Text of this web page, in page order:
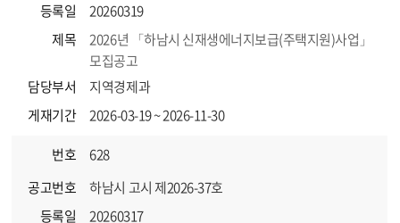
등록일
20260319
제목
2026년 「하남시 신재생에너지보급(주택지원)사업」
모집공고
담당부서
지역경제과
게재기간
2026-03-19 ~ 2026-11-30
번호
628
공고번호
하남시 고시 제2026-37호
등록일
20260317